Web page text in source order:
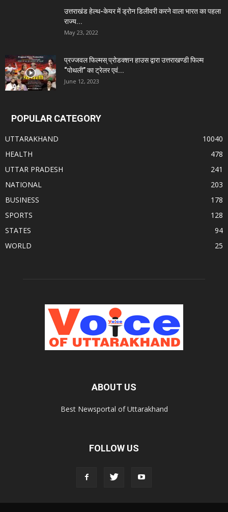
उत्तराखंड हेल्थ-केयर में ड्रोन डिलीवरी करने वाला भारत का पहला
राज्य...
May 23, 2022
प्रज्जवल फिल्मस् प्रोडक्शन हाउस द्वारा उत्तराखण्डी फिल्म
“पोथली” का ट्रेलर एवं...
June 12, 2023
POPULAR CATEGORY
UTTARAKHAND
10040
HEALTH
478
UTTAR PRADESH
241
NATIONAL
203
BUSINESS
178
SPORTS
128
STATES
94
WORLD
25
ABOUT US
Best Newsportal of Uttarakhand
FOLLOW US